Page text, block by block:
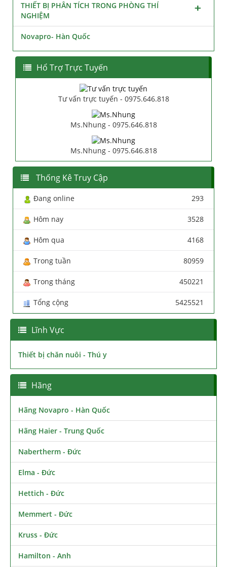
THIẾT BỊ PHÂN TÍCH TRONG PHÒNG THÍ
NGHIỆM
Novapro- Hàn Quốc
Hổ Trợ Trực Tuyến
Tư vấn trực tuyến - 0975.646.818
Ms.Nhung - 0975.646.818
Ms.Nhung - 0975.646.818
Thống Kê Truy Cập
Đang online 293
Hôm nay 3528
Hôm qua 4168
Trong tuần 80959
Trong tháng 450221
Tổng cộng 5425521
Lĩnh Vực
Thiết bị chăn nuôi - Thú y
Hãng
Hãng Novapro - Hàn Quốc
Hãng Haier - Trung Quốc
Nabertherm - Đức
Elma - Đức
Hettich - Đức
Memmert - Đức
Kruss - Đức
Hamilton - Anh